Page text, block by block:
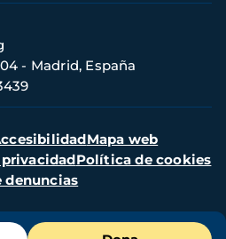
- Madrid, España
Mapa web
Política de cookies
denuncias